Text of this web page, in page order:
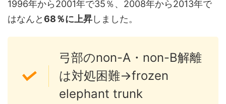
1996年から2001年で35％、2008年から2013年で
はなんと68％に上昇しました。
弓部のnon-A・non-B解離
は対処困難→frozen
elephant trunk